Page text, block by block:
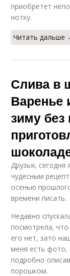
приобретет
нотку.
Читать дальше
Слива в
Варенье
зиму без
Друзья, сегодня
чудесным
осенью
времени писать.
Недавно
посмотрела,
его нет, зато
меня есть фото,
подробно
порошком.